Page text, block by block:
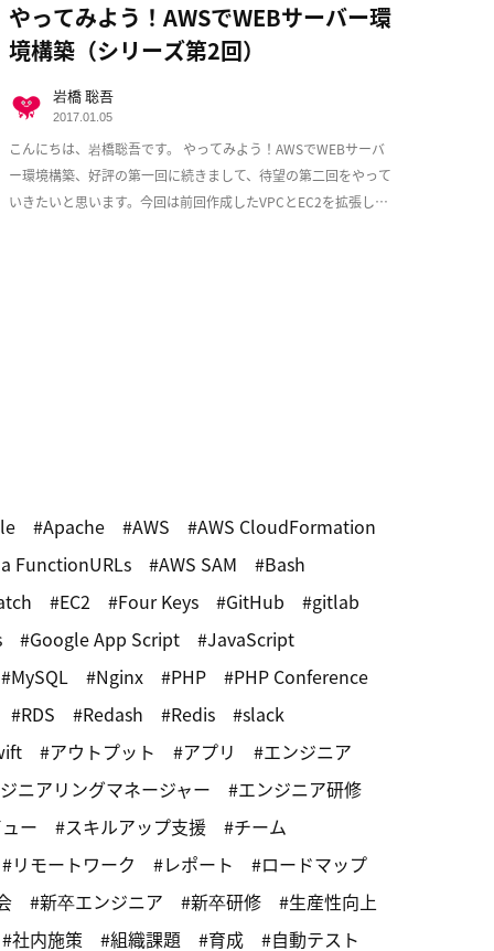
やってみよう！AWSでWEBサーバー環
境構築（シリーズ第2回）
こんにちは、岩橋聡吾です。 やってみよう！AWSでWEBサーバ
ー環境構築、好評の第一回に続きまして、待望の第二回をやって
いきたいと思います。今回は前回作成したVPCとEC2を拡張し、
岩橋 聡吾
2017.01.05
Apache AWS
AWS CloudFormation
FunctionURLs
AWS SAM
Bash
EC2 Four Keys GitHub
gitlab
Google App Script
JavaScript
MySQL
Nginx PHP
PHP Conference
RDS
Redash Redis
slack
アウトプット アプリ
エンジニア
ニアリングマネージャー
エンジニア研修
ー
スキルアップ支援
チーム
リモートワーク
レポート
ロードマップ
新卒エンジニア 新卒研修
生産性向上
社内施策
組織課題 育成 自動テスト